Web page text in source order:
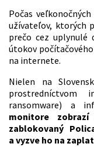
Počas
užívateľov, ktorých
prečo cez uplynulé
útokov
na internete.
Nielen na
prostredníctvom
ransomware) a
monitore
zablokovaný
a vyzve ho na